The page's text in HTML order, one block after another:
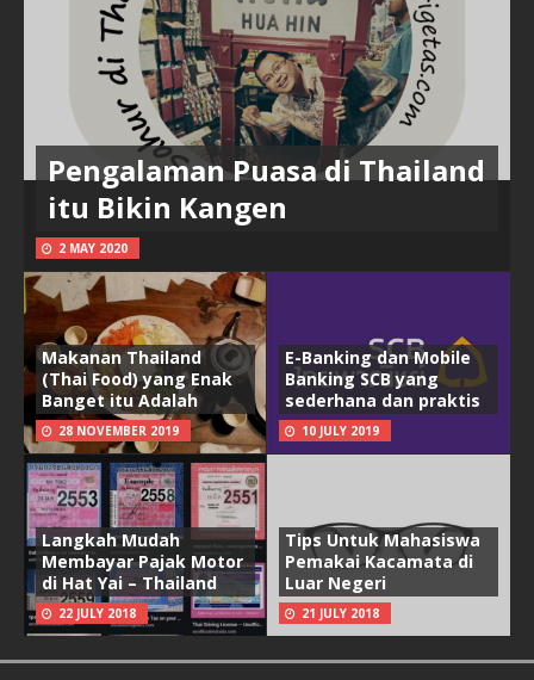
Pengalaman Puasa di Thailand
itu Bikin Kangen
2 MAY 2020
Makanan Thailand
(Thai Food) yang Enak
Banget itu Adalah
28 NOVEMBER 2019
E-Banking dan Mobile
Banking SCB yang
sederhana dan praktis
10 JULY 2019
Langkah Mudah
Membayar Pajak Motor
di Hat Yai – Thailand
22 JULY 2018
Tips Untuk Mahasiswa
Pemakai Kacamata di
Luar Negeri
21 JULY 2018